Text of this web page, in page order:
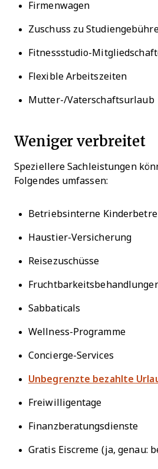
Firmenwagen
Zuschuss zu
Fitnessstudio-
Flexible Arbeitszeiten
Mutter-/Vaterschaftsurlaub
Weniger verbreitet
Speziellere Sachleistungen
Folgendes umfassen:
Betriebsinterne
Haustier-Versicherung
Reisezuschüsse
Sabbaticals
Wellness-Programme
Concierge-Services
Unbegrenzte bezahlte
Freiwilligentage
Finanzberatungsdienste
Gratis Eiscreme (ja, genau: